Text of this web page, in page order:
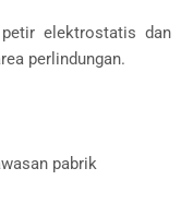
petir elektrostatis dan
perlindungan.
pabrik